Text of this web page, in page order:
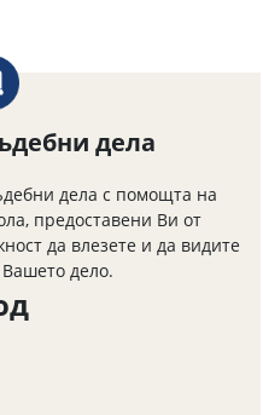
дела
дела с помощта на
предоставени Ви от
да влезете и да видите
дело.